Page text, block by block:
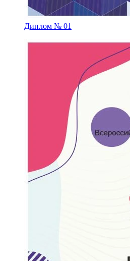
Диплом № 01